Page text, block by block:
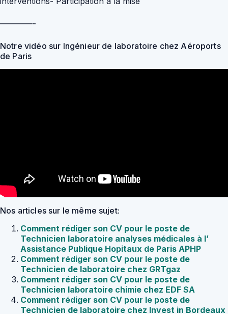
————-
Notre vidéo sur Ingénieur de laboratoire chez Aéroports
de Paris
Nos articles sur le même sujet:
Comment rédiger son CV pour le poste de
Technicien laboratoire analyses médicales à l’
Assistance Publique Hopitaux de Paris APHP
Comment rédiger son CV pour le poste de
Technicien de laboratoire chez GRTgaz
Comment rédiger son CV pour le poste de
Technicien laboratoire chimie chez EDF SA
Comment rédiger son CV pour le poste de
Technicien de laboratoire chez Invest in Bordeaux